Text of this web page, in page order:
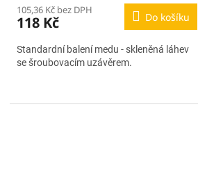
105,36 Kč bez DPH
118 Kč Do košíku
Standardní balení medu - skleněná láhev
se šroubovacím uzávěrem.